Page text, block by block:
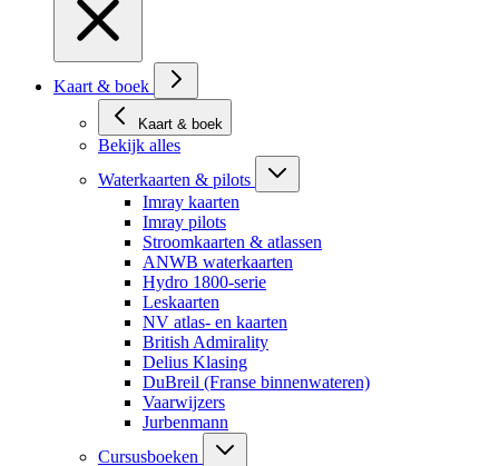
Kaart & boek
Kaart & boek
Bekijk alles
Waterkaarten & pilots
Imray kaarten
Imray pilots
Stroomkaarten & atlassen
ANWB waterkaarten
Hydro 1800-serie
Leskaarten
NV atlas- en kaarten
British Admirality
Delius Klasing
DuBreil (Franse binnenwateren)
Vaarwijzers
Jurbenmann
Cursusboeken